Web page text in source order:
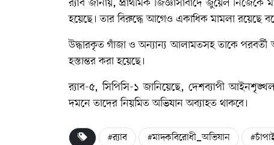
র‍্যাব জানায়, প্রাথমিক জিজ্ঞাসাবাদে জুয়েল
হয়েছে। তার বিরুদ্ধে আগেও একাধিক মামলা রয়েছে
উদ্ধারকৃত গাঁজা ও অন্যান্য আলামতসহ তাকে পরবর্তী
হস্তান্তর করা হয়েছে।
র‍্যাব-৫, সিপিসি-১ জানিয়েছে, দেশব্যাপী
দমনে তাদের নিয়মিত অভিযান অব্যাহত থাকবে।
#র‍্যাব #মাদকবিরোধী_অভিযান